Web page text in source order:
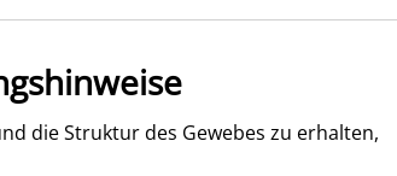
die Struktur des Gewebes zu erhalten,